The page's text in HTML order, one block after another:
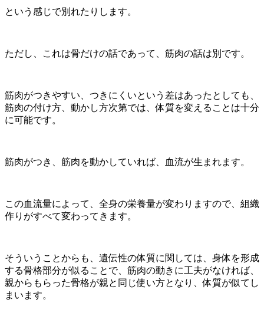
という感じで別れたりします。
ただし、これは骨だけの話であって、筋肉の話は別です。
筋肉がつきやすい、つきにくいという差はあったとしても、
筋肉の付け方、動かし方次第では、体質を変えることは十分
に可能です。
筋肉がつき、筋肉を動かしていれば、血流が生まれます。
この血流量によって、全身の栄養量が変わりますので、組織
作りがすべて変わってきます。
そういうことからも、遺伝性の体質に関しては、身体を形成
する骨格部分が似ることで、筋肉の動きに工夫がなければ、
親からもらった骨格が親と同じ使い方となり、体質が似てし
まいます。